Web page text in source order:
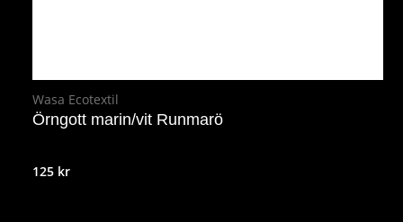
Wasa Ecotextil
Örngott marin/vit Runmarö
125 kr